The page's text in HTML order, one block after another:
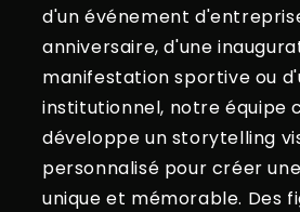
d'un événement
anniversaire, d'une
manifestation sportive ou
institutionnel, notre équipe
développe un storytelling
personnalisé pour créer
unique et mémorable. Des